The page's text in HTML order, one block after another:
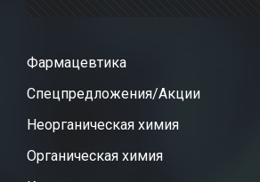
Фармацевтика
Спецпредложения/Акции
Неорганическая химия
Органическая химия